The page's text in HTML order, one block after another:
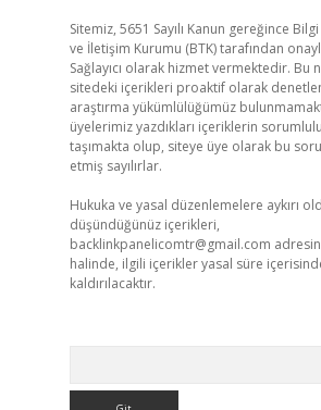
Sitemiz, 5651 Sayılı Kanun gereğince
ve İletişim Kurumu (BTK) tarafından
Sağlayıcı olarak hizmet vermektedir. Bu
sitedeki içerikleri proaktif olarak
araştırma yükümlülüğümüz
üyelerimiz yazdıkları içeriklerin
taşımakta olup, siteye üye olarak bu
etmiş sayılırlar.
Hukuka ve yasal düzenlemelere aykırı
düşündüğünüz içerikleri,
backlinkpanelicomtr@gmail.com
halinde, ilgili içerikler yasal süre
kaldırılacaktır.